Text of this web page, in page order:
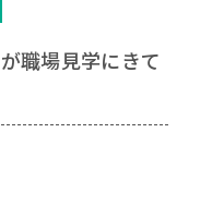
職場見学にきて